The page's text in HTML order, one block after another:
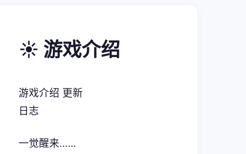
☀️ 游戏介绍
游戏介绍 更新
日志
一觉醒来……